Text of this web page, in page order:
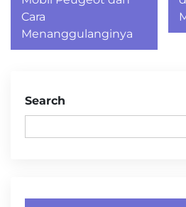
Cara
Menanggulanginya
Search